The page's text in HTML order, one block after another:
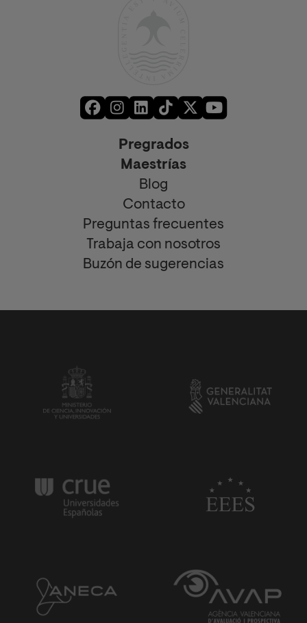
Pregrados
Maestrías
Blog
Contacto
Preguntas frecuentes
Trabaja con nosotros
Buzón de sugerencias